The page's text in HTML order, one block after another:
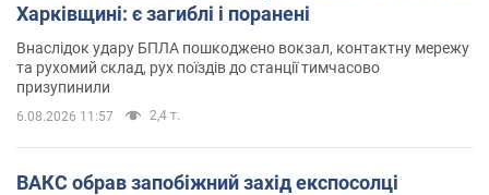
Харківщині: є загиблі і поранені
Внаслідок удару БПЛА пошкоджено вокзал, контактну мережу
та рухомий склад, рух поїздів до станції тимчасово
призупинили
6.08.2026 11:57 2,4 т.
ВАКС обрав запобіжний захід експосолці